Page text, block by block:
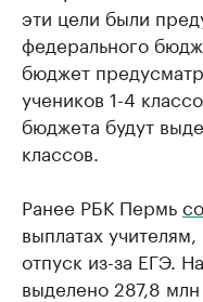
эти цели были
федерального
бюджет
учеников 1-4
бюджета будут
классов.
Ранее РБК Пермь
выплатах
отпуск из-за ЕГЭ.
выделено 287,8 млн